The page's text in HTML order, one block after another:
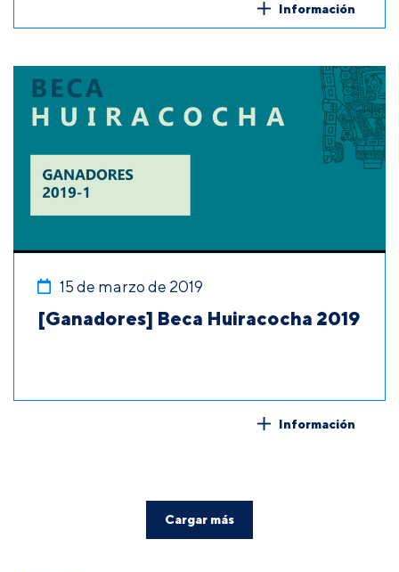
Información
15 de marzo de 2019
[Ganadores] Beca Huiracocha 2019
Información
Cargar más